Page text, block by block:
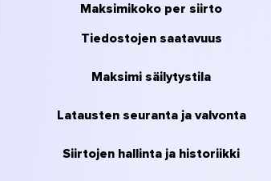
Maksimikoko per siirto
Tiedostojen saatavuus
Maksimi säilytystila
Latausten seuranta ja valvonta
Siirtojen hallinta ja historiikki